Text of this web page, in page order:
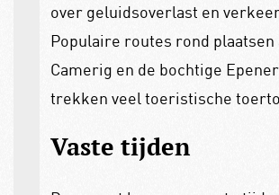
over geluidsoverlast en
Populaire routes rond plaatsen
Camerig en de bochtige
trekken veel toeristische
Vaste tijden